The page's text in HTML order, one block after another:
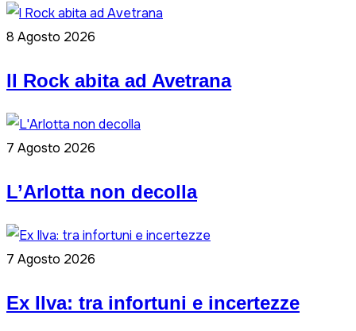
8 Agosto 2026
ll Rock abita ad Avetrana
7 Agosto 2026
L’Arlotta non decolla
7 Agosto 2026
Ex Ilva: tra infortuni e incertezze